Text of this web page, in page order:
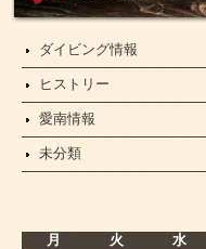
ダイビング情報
ヒストリー
愛南情報
未分類
月
火 水